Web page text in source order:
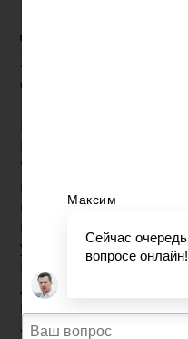
Досрочная
машинистам
"Об утверждении
применения Списков N
профессий,
право на льготное
утвержденных
Министров СССР от 26
дополнений к этим
постановлением
августа 1991 года N